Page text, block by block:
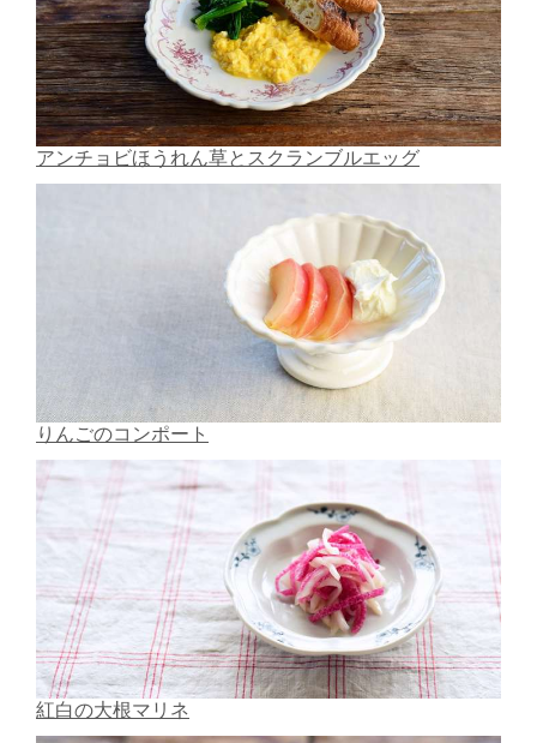
アンチョビほうれん草とスクランブルエッグ
りんごのコンポート
紅白の大根マリネ